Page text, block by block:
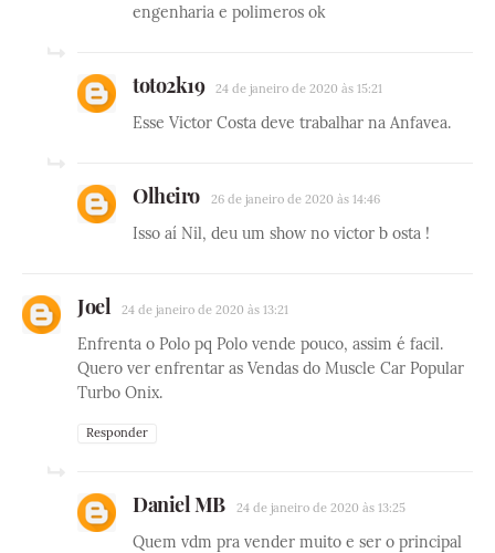
engenharia e polimeros ok
toto2k19 24 de janeiro de 2020 às 15:21
Esse Victor Costa deve trabalhar na Anfavea.
Olheiro 26 de janeiro de 2020 às 14:46
Isso aí Nil, deu um show no victor b osta !
Joel 24 de janeiro de 2020 às 13:21
Enfrenta o Polo pq Polo vende pouco, assim é facil.
Quero ver enfrentar as Vendas do Muscle Car Popular
Turbo Onix.
Responder
Daniel MB 24 de janeiro de 2020 às 13:25
Quem vdm pra vender muito e ser o principal